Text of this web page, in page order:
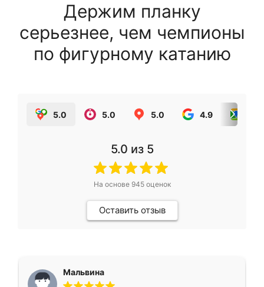
Держим планку
серьезнее, чем чемпионы
по фигурному катанию
5.0 5.0 5.0 4.9
5.0 из 5
На основе 945оценок
Оставить отзыв
Мальвина